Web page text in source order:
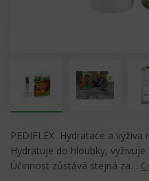
PEDIFLEX Hydratace a
Hydratuje do hloubky,
Účinnost zůstává stejná za…